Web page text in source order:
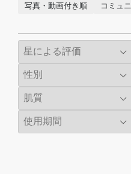
写真・動画付き順
コミュ